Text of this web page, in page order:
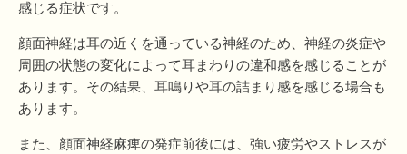
感じる症状です。
顔面神経は耳の近くを通っている神経のため、神経の炎症や
周囲の状態の変化によって耳まわりの違和感を感じることが
あります。その結果、耳鳴りや耳の詰まり感を感じる場合も
あります。
また、顔面神経麻痺の発症前後には、強い疲労やストレスが